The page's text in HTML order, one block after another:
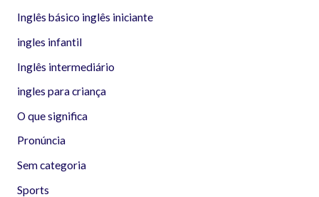
Inglês básico inglês iniciante
ingles infantil
Inglês intermediário
ingles para criança
O que significa
Pronúncia
Sem categoria
Sports